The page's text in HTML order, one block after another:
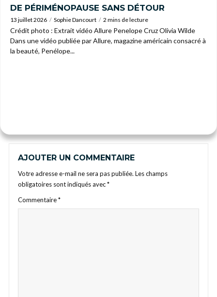
DE PÉRIMÉNOPAUSE SANS DÉTOUR
13 juillet 2026 Sophie Dancourt 2 mins de lecture
Crédit photo : Extrait vidéo Allure Penelope Cruz Olivia Wilde
Dans une vidéo publiée par Allure, magazine américain consacré à
la beauté, Penélope...
AJOUTER UN COMMENTAIRE
Votre adresse e-mail ne sera pas publiée. Les champs
obligatoires sont indiqués avec*
Commentaire*